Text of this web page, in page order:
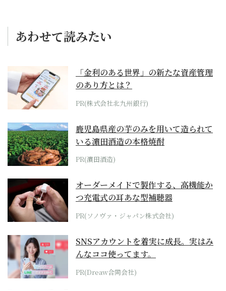
あわせて読みたい
「金利のある世界」の新たな資産管理
のあり方とは？
PR(株式会社北九州銀行)
鹿児島県産の芋のみを用いて造られて
いる濵田酒造の本格焼酎
PR(濵田酒造)
オーダーメイドで製作する、高機能か
つ充電式の耳あな型補聴器
PR(ソノヴァ・ジャパン株式会社)
SNSアカウントを着実に成長。実はみ
んなココ使ってます。
PR(Dreaw合同会社)